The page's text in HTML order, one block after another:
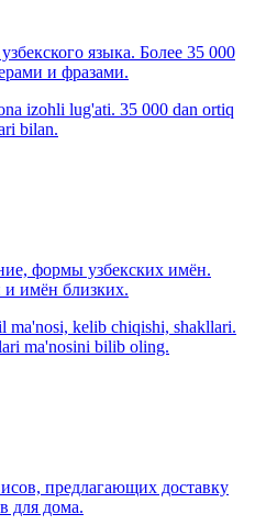
языка. Более 35 000
и фразами.
izohli lug'ati. 35 000 dan ortiq
bilan.
формы узбекских имён.
и имён близких.
ma'nosi, kelib chiqishi, shakllari.
ma'nosini bilib oling.
предлагающих доставку
для дома.